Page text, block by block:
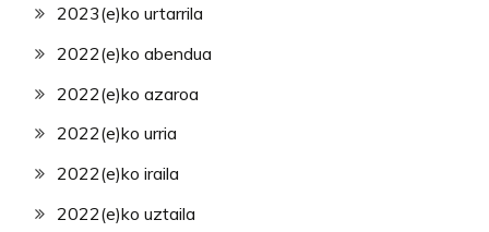
2023(e)ko urtarrila
2022(e)ko abendua
2022(e)ko azaroa
2022(e)ko urria
2022(e)ko iraila
2022(e)ko uztaila